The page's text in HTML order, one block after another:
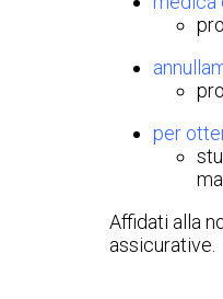
per
Affidati alla
assicurative.